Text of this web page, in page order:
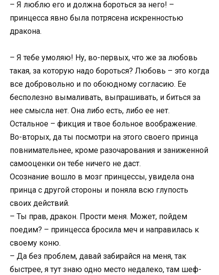
– Я люблю его и должна бороться за него! –
принцесса явно была потрясена искренностью
дракона.
– Я тебе умоляю! Ну, во-первых, что же за любовь
такая, за которую надо бороться? Любовь – это когда
все добровольно и по обоюдному согласию. Ее
бесполезно вымаливать, выпрашивать, и биться за
нее смысла нет. Она либо есть, либо ее нет.
Остальное – фикция и твое больное воображение.
Во-вторых, да ты посмотри на этого своего принца
повнимательнее, кроме разочарования и заниженной
самооценки он тебе ничего не даст.
Осознание вошло в мозг принцессы, увидела она
принца с другой стороны и поняла всю глупость
своих действий.
– Ты прав, дракон. Прости меня. Может, пойдем
поедим? – принцесса бросила меч и направилась к
своему коню.
– Да без проблем, давай забирайся на меня, так
быстрее, я тут знаю одно место недалеко, там шеф-